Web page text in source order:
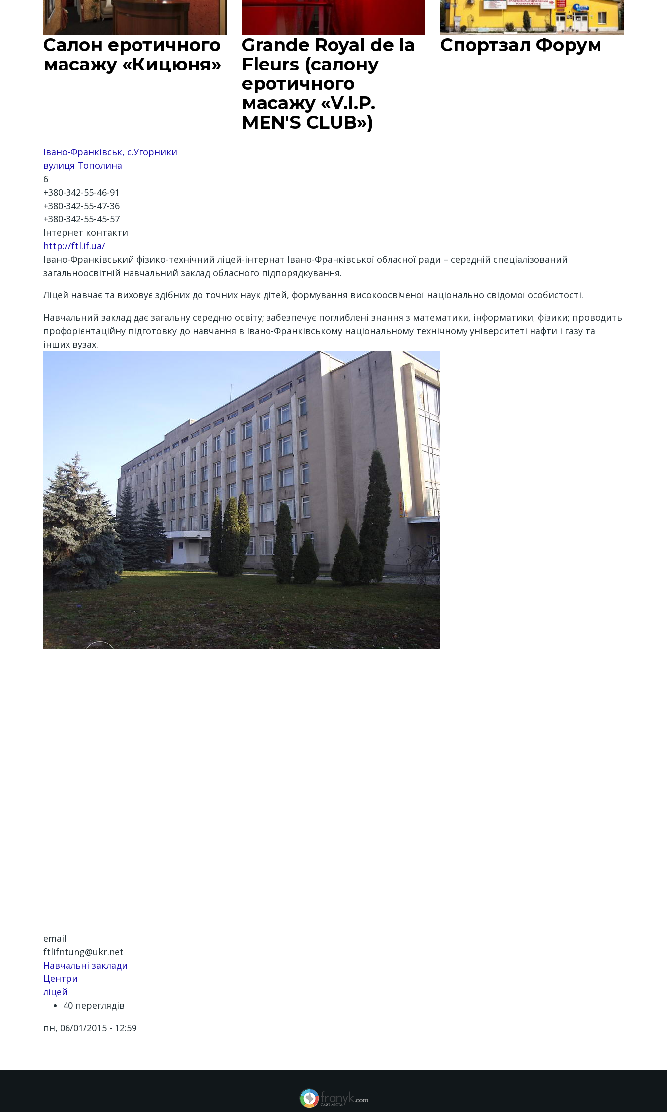
Салон еротичного
масажу «Кицюня»
Grande Royal de la
Fleurs (салону
еротичного
масажу «V.I.P.
MEN'S CLUB»)
Спортзал Форум
Івано-Франківськ, с.Угорники
вулиця Тополина
6
+380-342-55-46-91
+380-342-55-47-36
+380-342-55-45-57
Інтернет контакти
http://ftl.if.ua/
Івано-Франківський фізико-технічний ліцей-інтернат Івано-Франківської обласної ради – середній спеціалізований
загальноосвітній навчальний заклад обласного підпорядкування.
Ліцей навчає та виховує здібних до точних наук дітей, формування високоосвіченої національно свідомої особистості.
Навчальний заклад дає загальну середню освіту; забезпечує поглиблені знання з математики, інформатики, фізики; проводить
профорієнтаційну підготовку до навчання в Івано-Франківському національному технічному університеті нафти і газу та
інших вузах.
email
ftlifntung@ukr.net
Навчальні заклади
Центри
ліцей
40 переглядів
пн, 06/01/2015 - 12:59